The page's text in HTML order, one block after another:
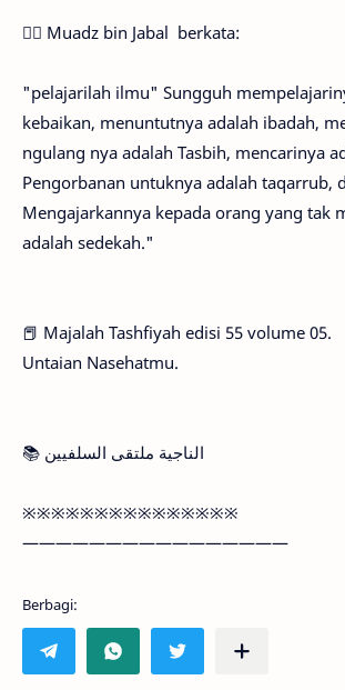
👉🏻 Muadz bin Jabal berkata:
"pelajarilah ilmu" Sungguh
kebaikan, menuntutnya adalah ibadah,
ngulang nya adalah Tasbih, mencarinya
Pengorbanan untuknya adalah taqarrub,
Mengajarkannya kepada orang yang tak
adalah sedekah."
📕 Majalah Tashfiyah edisi 55 volume 05.
Untaian Nasehatmu.
📚 الناجية ملتقى السلفيين
※※※※※※※※※※※※※※※
————————————————